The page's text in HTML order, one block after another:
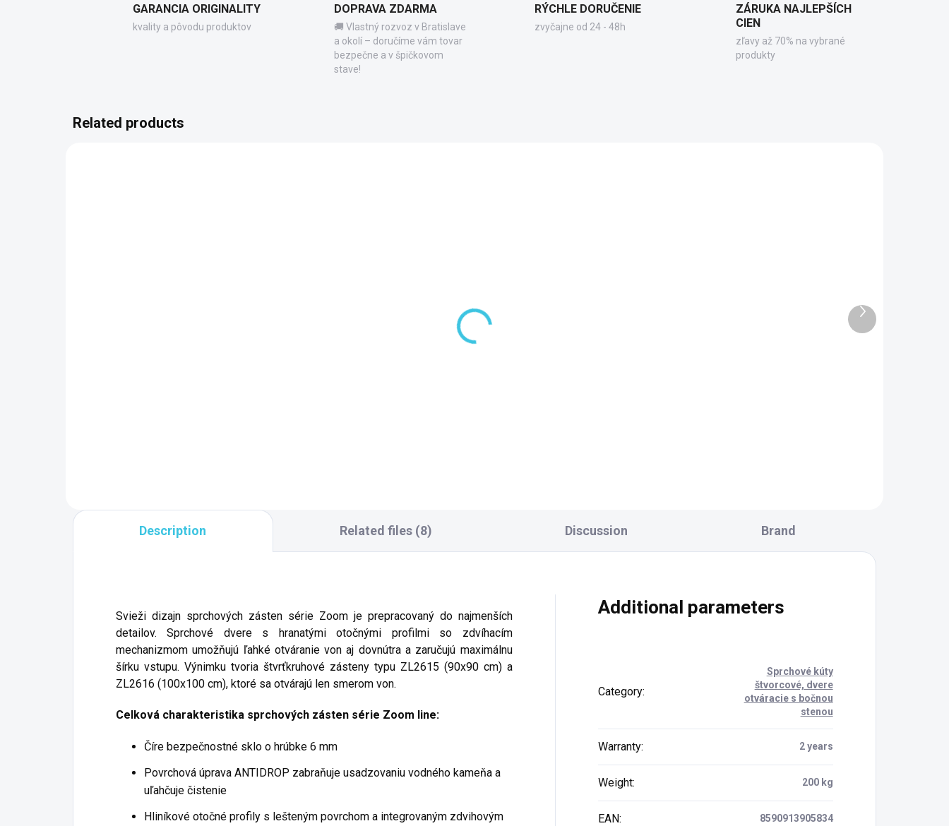
GARANCIA ORIGINALITY
kvality a pôvodu produktov
DOPRAVA ZDARMA
🚚 Vlastný rozvoz v Bratislave
a okolí – doručíme vám tovar
bezpečne a v špičkovom
stave!
RÝCHLE DORUČENIE
zvyčajne od 24 - 48h
ZÁRUKA NAJLEPŠÍCH
CIEN
zľavy až 70% na vybrané
produkty
Related products
DNÍ
(10 PCS)
Next
product
Description Related files (8) Discussion Brand
Svieži dizajn sprchových zásten série Zoom je prepracovaný do najmenších
detailov. Sprchové dvere s hranatými otočnými profilmi so zdvíhacím
mechanizmom umožňujú ľahké otváranie von aj dovnútra a zaručujú maximálnu
šírku vstupu. Výnimku tvoria štvrťkruhové zásteny typu ZL2615 (90x90 cm) a
ZL2616 (100x100 cm), ktoré sa otvárajú len smerom von.
Celková charakteristika sprchových zásten série Zoom line:
Číre bezpečnostné sklo o hrúbke 6 mm
Povrchová úprava ANTIDROP zabraňuje usadzovaniu vodného kameňa a
uľahčuje čistenie
Hliníkové otočné profily s lešteným povrchom a integrovaným zdvihovým
Additional parameters
Category:
Sprchové kúty
štvorcové, dvere
otváracie s bočnou
stenou
Warranty: 2 years
Weight: 200 kg
EAN: 8590913905834